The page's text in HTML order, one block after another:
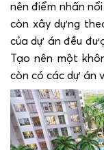
nên điểm nhấn
còn xây dựng
của dự án đều
Tạo nên một
còn có các dự án